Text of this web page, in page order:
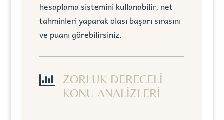
hesaplama sistemini kullanabilir, net
tahminleri yaparak olası başarı sırasını
ve puanı görebilirsiniz.

ZORLUK DERECELİ
KONU ANALİZLERİ